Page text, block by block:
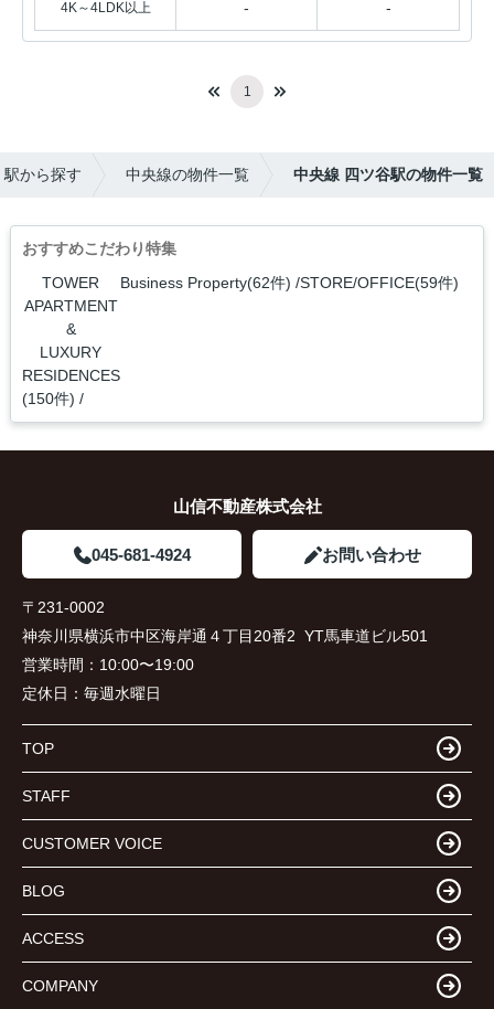
4K～4LDK以上 - -
1
駅から探す 中央線の物件一覧 中央線 四ツ谷駅の物件一覧
おすすめこだわり特集
TOWER
APARTMENT
&
LUXURY
RESIDENCES
(150件)
Business Property(62件) STORE/OFFICE(59件)
山信不動産株式会社
045-681-4924 お問い合わせ
〒231-0002
神奈川県横浜市中区海岸通４丁目20番2 YT馬車道ビル501
営業時間： 10:00〜19:00
定休日： 毎週水曜日
TOP
STAFF
CUSTOMER VOICE
BLOG
ACCESS
COMPANY